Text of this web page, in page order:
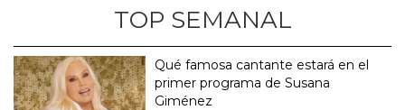
TOP SEMANAL
Qué famosa cantante estará en el
primer programa de Susana
Giménez